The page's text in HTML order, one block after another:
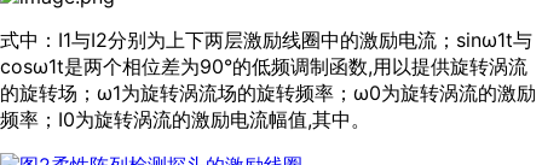
式中：I1与I2分别为上下两层激励线圈中的激励电流；sinω1t与
cosω1t是两个相位差为90°的低频调制函数,用以提供旋转涡流
的旋转场；ω1为旋转涡流场的旋转频率；ω0为旋转涡流的激励
频率；I0为旋转涡流的激励电流幅值,其中。